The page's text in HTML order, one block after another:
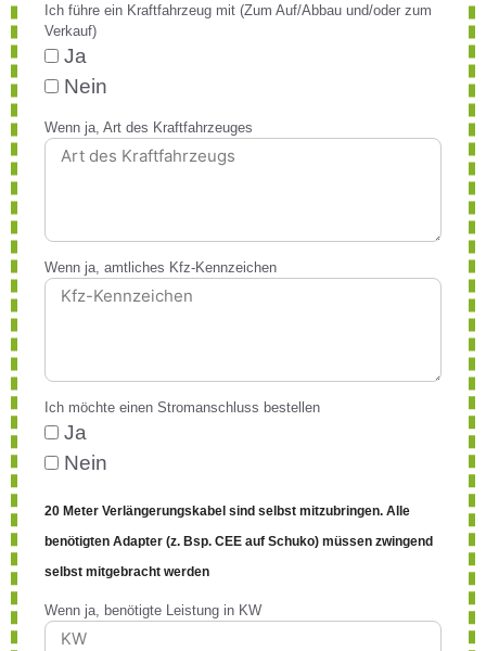
Ich führe ein Kraftfahrzeug mit (Zum Auf/Abbau und/oder zum
Verkauf)
Ja
Nein
Wenn ja, Art des Kraftfahrzeuges
Wenn ja, amtliches Kfz-Kennzeichen
Ich möchte einen Stromanschluss bestellen
Ja
Nein
20 Meter Verlängerungskabel sind selbst mitzubringen. Alle
benötigten Adapter (z. Bsp. CEE auf Schuko) müssen zwingend
selbst mitgebracht werden
Wenn ja, benötigte Leistung in KW